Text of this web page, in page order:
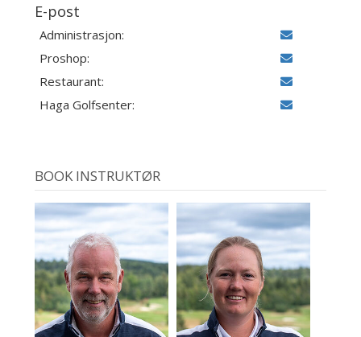
E-post
Administrasjon:
Proshop:
Restaurant:
Haga Golfsenter:
BOOK INSTRUKTØR